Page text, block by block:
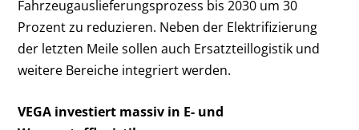
Fahrzeugauslieferungsprozess bis 2030 um 30
Prozent zu reduzieren. Neben der Elektrifizierung
der letzten Meile sollen auch Ersatzteillogistik und
weitere Bereiche integriert werden.
VEGA investiert massiv in E- und